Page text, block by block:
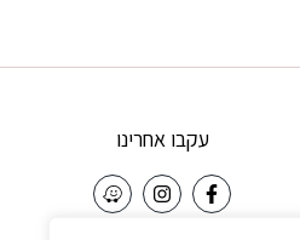
עקבו אחרינו